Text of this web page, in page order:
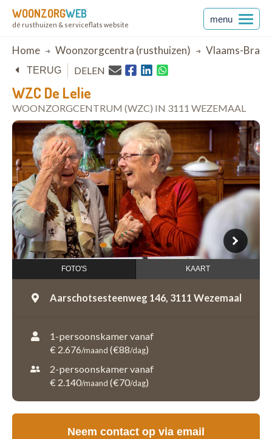
WOONZORGWEB
dé rusthuizen & serviceflats website
menu
Breadcrumb
Home Woonzorgcentra (rusthuizen) Vlaams-
WZC De Lelie
WOONZORGCENTRUM (WZC) IN 3111 WEZEMAAL
TERUG DELEN
1 2 3 4 5 6 7
open in Google Maps
FOTO'S KAART
Aarschotsesteenweg 146, 3111 Wezemaal
1-persoonskamer vanaf
€ 2.676/maand (€88/dag)
2-persoonskamer vanaf
€ 2.140/maand (€70/dag)
Neem contact op via email